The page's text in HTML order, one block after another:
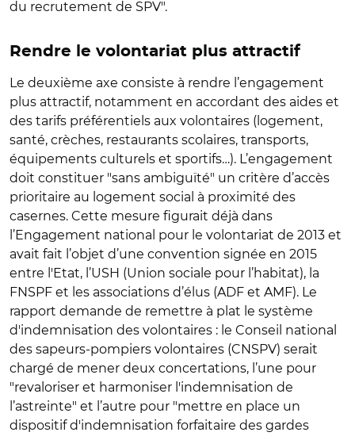
du recrutement de SPV".
Rendre le volontariat plus attractif
Le deuxième axe consiste à rendre l’engagement
plus attractif, notamment en accordant des aides et
des tarifs préférentiels aux volontaires (logement,
santé, crèches, restaurants scolaires, transports,
équipements culturels et sportifs…). L’engagement
doit constituer "sans ambiguïté" un critère d’accès
prioritaire au logement social à proximité des
casernes. Cette mesure figurait déjà dans
l’Engagement national pour le volontariat de 2013 et
avait fait l’objet d’une convention signée en 2015
entre l'Etat, l’USH (Union sociale pour l’habitat), la
FNSPF et les associations d’élus (ADF et AMF). Le
rapport demande de remettre à plat le système
d'indemnisation des volontaires : le Conseil national
des sapeurs-pompiers volontaires (CNSPV) serait
chargé de mener deux concertations, l’une pour
"revaloriser et harmoniser l'indemnisation de
l’astreinte" et l’autre pour "mettre en place un
dispositif d'indemnisation forfaitaire des gardes